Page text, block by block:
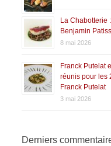
La Chabotterie
Benjamin
8 mai 2026
Franck Putelat
réunis pour les
Franck Putelat
3 mai 2026
Derniers